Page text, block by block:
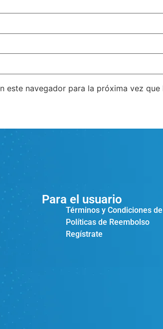
navegador para la próxima vez que
Para el usuario
Términos y Condiciones
Políticas de Reembolso
Regístrate